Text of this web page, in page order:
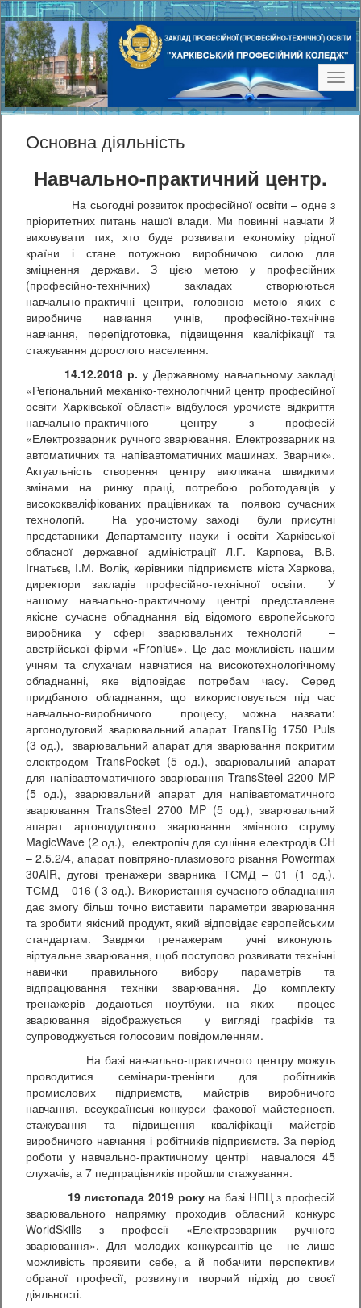
Основна діяльність
Навчально-практичний центр.
На сьогодні розвиток професійної освіти – одне з
пріоритетних питань нашої влади. Ми повинні навчати й
виховувати тих, хто буде розвивати економіку рідної
країни і стане потужною виробничою силою для
зміцнення держави. З цією метою у професійних
(професійно-технічних) закладах створюються
навчально-практичні центри, головною метою яких є
виробниче навчання учнів, професійно-технічне
навчання, перепідготовка, підвищення кваліфікації та
стажування дорослого населення.
14.12.2018 р. у Державному навчальному закладі
«Регіональний механіко-технологічний центр професійної
освіти Харківської області» відбулося урочисте відкриття
навчально-практичного центру з професій
«Електрозварник ручного зварювання. Електрозварник на
автоматичних та напівавтоматичних машинах. Зварник».
Актуальність створення центру викликана швидкими
змінами на ринку праці, потребою роботодавців у
висококваліфікованих працівниках та появою сучасних
технологій. На урочистому заході були присутні
представники Департаменту науки і освіти Харківської
обласної державної адміністрації Л.Г. Карпова, В.В.
Ігнатьєв, І.М. Волік, керівники підприємств міста Харкова,
директори закладів професійно-технічної освіти. У
нашому навчально-практичному центрі представлене
якісне сучасне обладнання від відомого європейського
виробника у сфері зварювальних технологій –
австрійської фірми «Fronius». Це дає можливість нашим
учням та слухачам навчатися на високотехнологічному
обладнанні, яке відповідає потребам часу. Серед
придбаного обладнання, що використовується під час
навчально-виробничого процесу, можна назвати:
аргонодуговий зварювальний апарат TransTig 1750 Puls
(3 од.), зварювальний апарат для зварювання покритим
електродом TransPocket (5 од.), зварювальний апарат
для напівавтоматичного зварювання TransSteel 2200 MP
(5 од.), зварювальний апарат для напівавтоматичного
зварювання TransSteel 2700 MP (5 од.), зварювальний
апарат аргонодугового зварювання змінного струму
MagicWave (2 од.), електропіч для сушіння електродів CH
– 2.5.2/4, апарат повітряно-плазмового різання Powermax
30AIR, дугові тренажери зварника ТСМД – 01 (1 од.),
ТСМД – 016 ( 3 од.). Використання сучасного обладнання
дає змогу більш точно виставити параметри зварювання
та зробити якісний продукт, який відповідає європейським
стандартам. Завдяки тренажерам учні виконують
віртуальне зварювання, щоб поступово розвивати технічні
навички правильного вибору параметрів та
відпрацювання техніки зварювання. До комплекту
тренажерів додаються ноутбуки, на яких процес
зварювання відображується у вигляді графіків та
супроводжується голосовим повідомленням.
На базі навчально-практичного центру можуть
проводитися семінари-тренінги для робітників
промислових підприємств, майстрів виробничого
навчання, всеукраїнські конкурси фахової майстерності,
стажування та підвищення кваліфікації майстрів
виробничого навчання і робітників підприємств. За період
роботи у навчально-практичному центрі навчалося 45
слухачів, а 7 педпрацівників пройшли стажування.
19 листопада 2019 рокуна базі НПЦ з професій
зварювального напрямку проходив обласний конкурс
WorldSkills з професії «Електрозварник ручного
зварювання». Для молодих конкурсантів це не лише
можливість проявити себе, а й побачити перспективи
обраної професії, розвинути творчий підхід до своєї
діяльності.